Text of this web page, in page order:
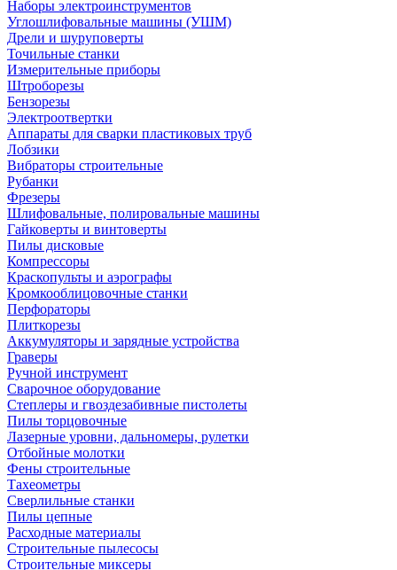
Наборы электроинструментов
Углошлифовальные машины (УШМ)
Дрели и шуруповерты
Точильные станки
Измерительные приборы
Штроборезы
Бензорезы
Электроотвертки
Аппараты для сварки пластиковых труб
Лобзики
Вибраторы строительные
Рубанки
Фрезеры
Шлифовальные, полировальные машины
Гайковерты и винтоверты
Пилы дисковые
Компрессоры
Краскопульты и аэрографы
Кромкооблицовочные станки
Перфораторы
Плиткорезы
Аккумуляторы и зарядные устройства
Граверы
Ручной инструмент
Сварочное оборудование
Степлеры и гвоздезабивные пистолеты
Пилы торцовочные
Лазерные уровни, дальномеры, рулетки
Отбойные молотки
Фены строительные
Тахеометры
Сверлильные станки
Пилы цепные
Расходные материалы
Строительные пылесосы
Строительные миксеры